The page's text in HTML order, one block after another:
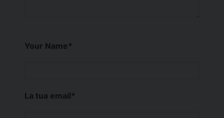
Your Name*
La tua email*